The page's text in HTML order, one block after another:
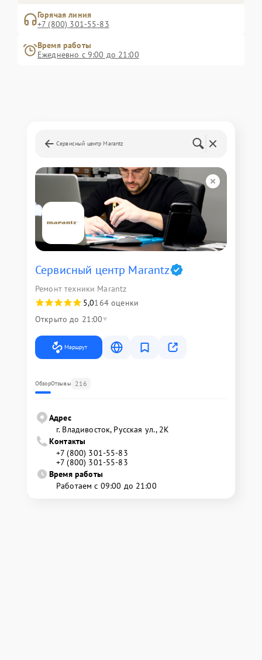
Горячая линия
+7 (800) 301-55-83
Время работы
Ежедневно с 9:00 до 21:00
Сервисный центр Marantz
Сервисный центр Marantz
Ремонт техники Marantz
5,0164 оценки
Открыто до 21:00
Маршрут
ОбзорОтзывы 216
Адрес
г. Владивосток, Русская ул., 2К
Контакты
+7 (800) 301-55-83
+7 (800) 301-55-83
Время работы
Работаем с 09:00 до 21:00